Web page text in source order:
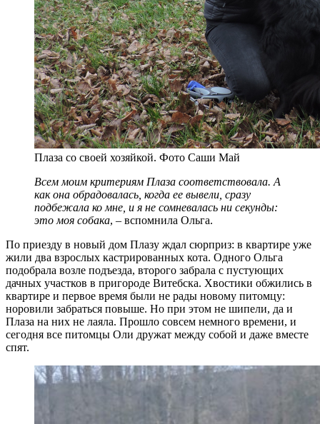
Плаза со своей хозяйкой. Фото Саши Май
Всем моим критериям Плаза соответствовала. А
как она обрадовалась, когда ее вывели, сразу
подбежала ко мне, и я не сомневалась ни секунды:
это моя собака, – вспомнила Ольга.
По приезду в новый дом Плазу ждал сюрприз: в квартире уже
жили два взрослых кастрированных кота. Одного Ольга
подобрала возле подъезда, второго забрала с пустующих
дачных участков в пригороде Витебска. Хвостики обжились в
квартире и первое время были не рады новому питомцу:
норовили забраться повыше. Но при этом не шипели, да и
Плаза на них не лаяла. Прошло совсем немного времени, и
сегодня все питомцы Оли дружат между собой и даже вместе
спят.